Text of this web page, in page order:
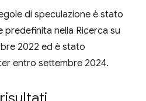
di speculazione è stato
nella Ricerca su
2022 ed è stato
entro settembre 2024.